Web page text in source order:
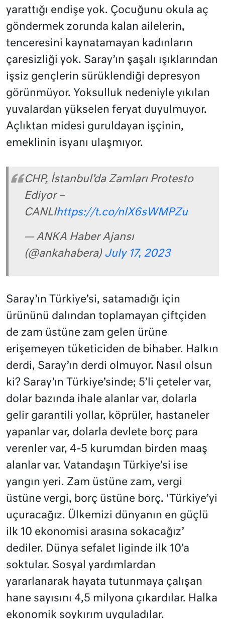
yarattığı endişe yok. Çocuğunu okula aç
göndermek zorunda kalan ailelerin,
tenceresini kaynatamayan kadınların
çaresizliği yok. Saray’ın şaşalı ışıklarından
işsiz gençlerin sürüklendiği depresyon
görünmüyor. Yoksulluk nedeniyle yıkılan
yuvalardan yükselen feryat duyulmuyor.
Açlıktan midesi guruldayan işçinin,
emeklinin isyanı ulaşmıyor.
CHP, İstanbul’da Zamları Protesto
Ediyor –
CANLIhttps://t.co/nlX6sWMPZu
— ANKA Haber Ajansı
(@ankahabera) July 17, 2023
Saray’ın Türkiye’si, satamadığı için
ürününü dalından toplamayan çiftçiden
de zam üstüne zam gelen ürüne
erişemeyen tüketiciden de bihaber. Halkın
derdi, Saray’ın derdi olmuyor. Nasıl olsun
ki? Saray’ın Türkiye’sinde; 5’li çeteler var,
dolar bazında ihale alanlar var, dolarla
gelir garantili yollar, köprüler, hastaneler
yapanlar var, dolarla devlete borç para
verenler var, 4-5 kurumdan birden maaş
alanlar var. Vatandaşın Türkiye’si ise
yangın yeri. Zam üstüne zam, vergi
üstüne vergi, borç üstüne borç. ‘Türkiye’yi
uçuracağız. Ülkemizi dünyanın en güçlü
ilk 10 ekonomisi arasına sokacağız’
dediler. Dünya sefalet liginde ilk 10’a
soktular. Sosyal yardımlardan
yararlanarak hayata tutunmaya çalışan
hane sayısını 4,5 milyona çıkardılar. Halka
ekonomik soykırım uyguladılar.